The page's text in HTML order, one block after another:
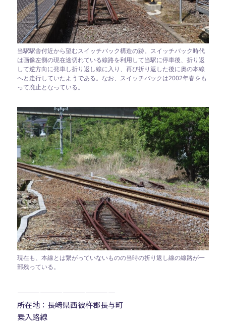
当駅駅舎付近から望むスイッチバック構造の跡。スイッチバック時代
は画像左側の現在途切れている線路を利用して当駅に停車後、折り返
して逆方向に発車し折り返し線に入り、再び折り返した後に奥の本線
へと走行していたようである。なお、スイッチバックは2002年春をも
って廃止となっている。
現在も、本線とは繋がっていないものの当時の折り返し線の線路が一
部残っている。
—————————————
所在地：長崎県西彼杵郡長与町
乗入路線